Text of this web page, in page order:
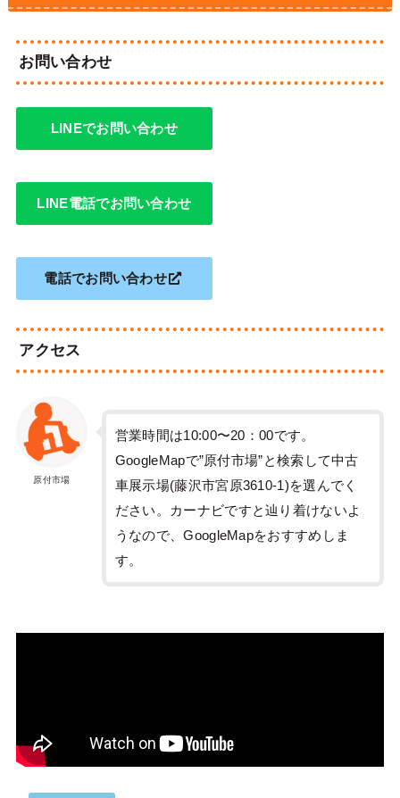
お問い合わせ
LINEでお問い合わせ
LINE電話でお問い合わせ
電話でお問い合わせ
アクセス
原付市場
営業時間は10:00〜20：00です。
GoogleMapで”原付市場”と検索して中古
車展示場(藤沢市宮原3610-1)を選んでく
ださい。カーナビですと辿り着けないよ
うなので、GoogleMapをおすすめしま
す。